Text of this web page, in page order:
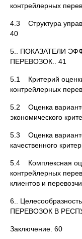
контрейлерных
4.3 Структура
40
5.. ПОКАЗАТЕЛИ
ПЕРЕВОЗОК.. 41
5.1 Критерий
контрейлерных
5.2 Оценка
экономического
5.3 Оценка
качественного
5.4 Комплексная
контрейлерных
клиентов и
6..
ПЕРЕВОЗОК В
Заключение. 60